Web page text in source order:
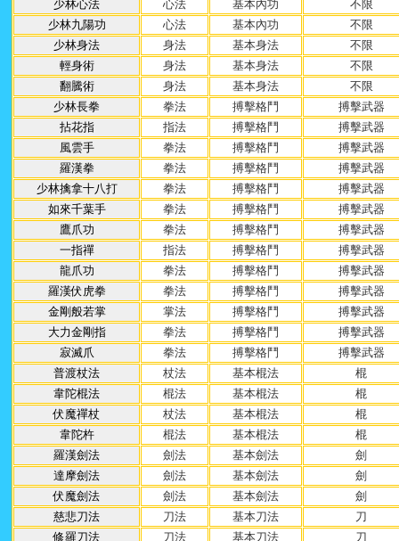
少林心法 心法 基本內功
不限
少林九陽功
心法 基本內功
不限
少林身法
身法 基本身法
不限
輕身術
身法 基本身法
不限
翻騰術
身法 基本身法
不限
少林長拳
拳法 搏擊格鬥
搏擊武器
拈花指
指法 搏擊格鬥
搏擊武器
風雲手
拳法 搏擊格鬥
搏擊武器
羅漢拳
拳法 搏擊格鬥
搏擊武器
少林擒拿十八打
拳法 搏擊格鬥
搏擊武器
如來千葉手
拳法 搏擊格鬥
搏擊武器
鷹爪功
拳法 搏擊格鬥
搏擊武器
一指禪
指法 搏擊格鬥
搏擊武器
龍爪功
拳法 搏擊格鬥
搏擊武器
羅漢伏虎拳
拳法 搏擊格鬥
搏擊武器
金剛般若掌
掌法 搏擊格鬥
搏擊武器
大力金剛指
拳法 搏擊格鬥
搏擊武器
寂滅爪
拳法 搏擊格鬥
搏擊武器
普渡杖法
杖法 基本棍法
棍
韋陀棍法
棍法 基本棍法
棍
伏魔禪杖
杖法 基本棍法
棍
韋陀杵
棍法 基本棍法
棍
羅漢劍法
劍法 基本劍法
劍
達摩劍法
劍法 基本劍法
劍
伏魔劍法
劍法 基本劍法
劍
慈悲刀法
刀法 基本刀法
刀
修羅刀法
刀法 基本刀法
刀